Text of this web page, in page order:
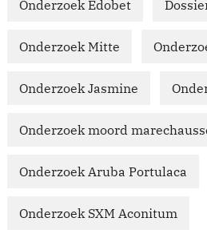
Onderzoek Edobet
Onderzoek Mitte
Onderzoek Jasmine
Onderzoek moord
Onderzoek Aruba Portulaca
Onderzoek SXM Aconitum